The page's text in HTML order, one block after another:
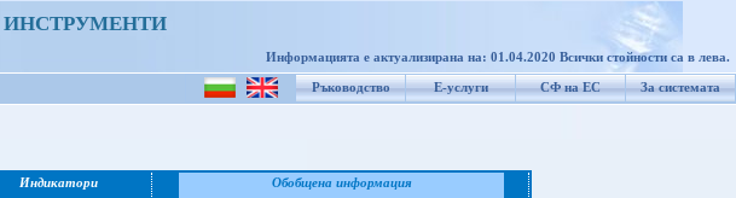
ИНСТРУМЕНТИ
Информацията е актуализирана на: 01.04.2020 Всички стойности са в лева.
Ръководство Е-услуги СФ на ЕС За системата
Индикатори Обобщена информация